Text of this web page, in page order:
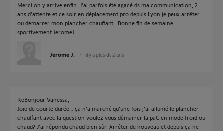
Merci on y arrive enfin. J’ai parfois été agacé ds ma communication, 2
ans d’attente et ce soir en déplacement pro depuis Lyon je peux arrêter
ou démarrer mon plancher chauffant . Bonne fin de semaine,
sportivement JeromeJ
Jerome J. il y a plus de 2 ans
ReBonjour Vanessa,
Joie de courte durée… ça n’a marché qu’une fois j’ai allumé le plancher
chauffant avec la question voulez vous démarrer la paC en mode froid ou
chaud? J’ai répondu chaud bien sûr. Arrêter de nouveau et depuis ça ne